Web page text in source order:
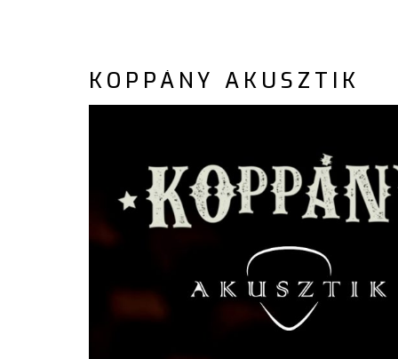
KOPPÁNY AKUSZTIK